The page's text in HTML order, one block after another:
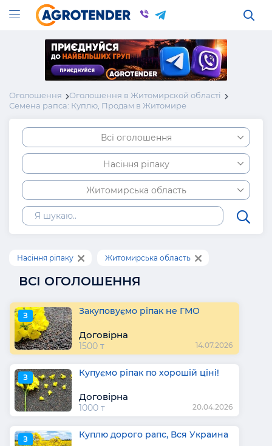
Оголошення
Оголошення в Житомирской області
Семена рапса: Куплю, Продам в Житомире
Всі оголошення
Насіння ріпаку
Житомирська область
Насіння ріпаку Житомирська область
ВСІ ОГОЛОШЕННЯ
З Закуповуємо ріпак не ГМО
Договірна
1500 т 14.07.2026
З Купуємо ріпак по хорошій ціні!
Договірна
1000 т 20.04.2026
З Куплю дорого рапс, Вся Украина